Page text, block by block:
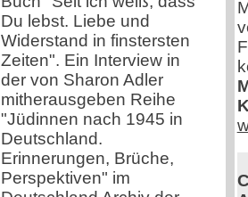
Du lebst. Liebe und
Widerstand in finstersten
Zeiten". Ein Interview in
der von Sharon Adler
mitherausgeben Reihe
"Jüdinnen nach 1945 in
Deutschland.
Erinnerungen, Brüche,
Perspektiven" im